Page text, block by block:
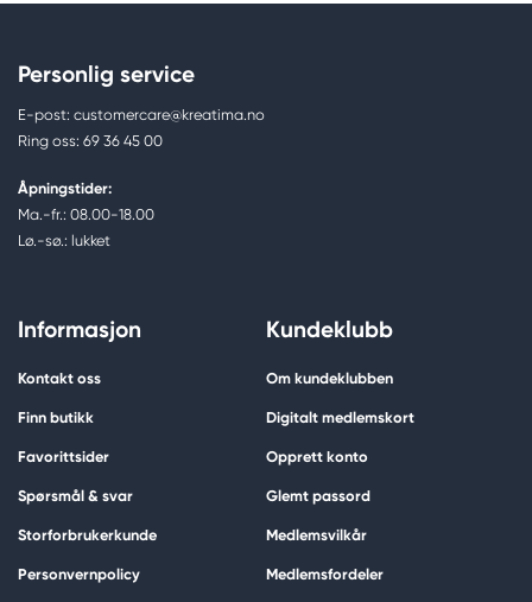
Shinhanart
Eunpyeong-gu, Seoul, Korea
info@shinhanart.com
+82-2-357-2651
Personlig service
E-post: customercare@kreatima.no
Ring oss: 69 36 45 00
Åpningstider:
Ma.-fr.: 08.00-18.00
Lø.-sø.: lukket
Informasjon
Kontakt oss
Finn butikk
Favorittsider
Spørsmål & svar
Storforbrukerkunde
Personvernpolicy
Kundeklubb
Om kundeklubben
Digitalt medlemskort
Opprett konto
Glemt passord
Medlemsvilkår
Medlemsfordeler